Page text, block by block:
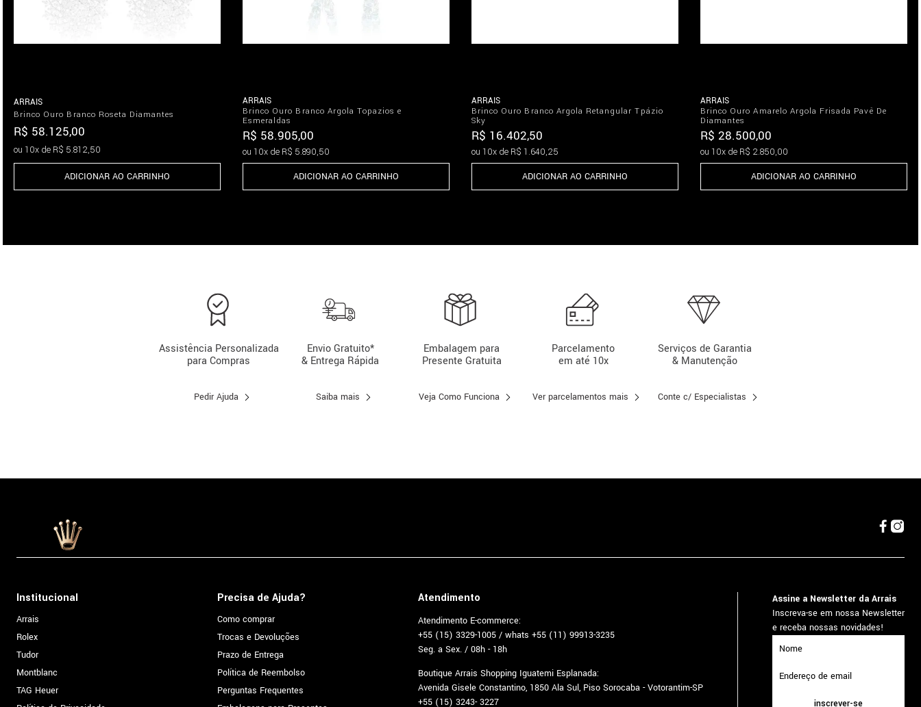
ARRAIS
Brinco Ouro Branco Roseta Diamantes
R$ 58.125,00
ou 10x de R$ 5.812,50
ADICIONAR AO CARRINHO
ARRAIS
Brinco Ouro Branco Argola Topazios e
Esmeraldas
R$ 58.905,00
ou 10x de R$ 5.890,50
ADICIONAR AO CARRINHO
ARRAIS
Brinco Ouro Branco Argola Retangular Tpázio
Sky
R$ 16.402,50
ou 10x de R$ 1 .640,25
ADICIONAR AO CARRINHO
ARRAIS
Brinco Ouro Amarelo Argola Frisada Pavê De
Diamantes
R$ 28.500,00
ou 10x de R$ 2.850,00
ADICIONAR AO CARRINHO
Assistência Personalizada
para Compras
Pedir Ajuda
Envio Gratuito*
& Entrega Rápida
Saiba mais
Embalagem para
Presente Gratuita
Veja Como Funciona
Parcelamento
em até 10x
Ver parcelamentos mais
Serviços de Garantia
& Manutenção
Conte c/ Especialistas
Institucional
Arrais
Rolex
Tudor
Montblanc
TAG Heuer
Precisa de Ajuda?
Como comprar
Trocas e Devoluções
Prazo de Entrega
Política de Reembolso
Perguntas Frequentes
Atendimento
Atendimento E-commerce:
+55 (15) 3329-1005 / whats +55 (11) 99913-3235
Seg. a Sex. / 08h - 18h
Boutique Arrais Shopping Iguatemi Esplanada:
Avenida Gisele Constantino, 1850 Ala Sul, Piso Sorocaba - Votorantim-SP
+55 (15) 3243- 3227
Assine a Newsletter da Arrais
Inscreva-se em nossa Newsletter
e receba nossas novidades!
inscrever-se